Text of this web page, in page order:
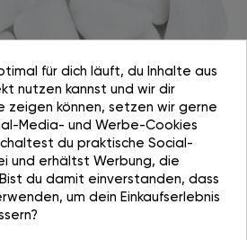
für dich läuft, du Inhalte aus
nutzen kannst und wir dir
können, setzen wir gerne
Media- und Werbe-Cookies
du praktische Social-
und erhältst Werbung, die
du damit einverstanden, dass
um dein Einkaufserlebnis